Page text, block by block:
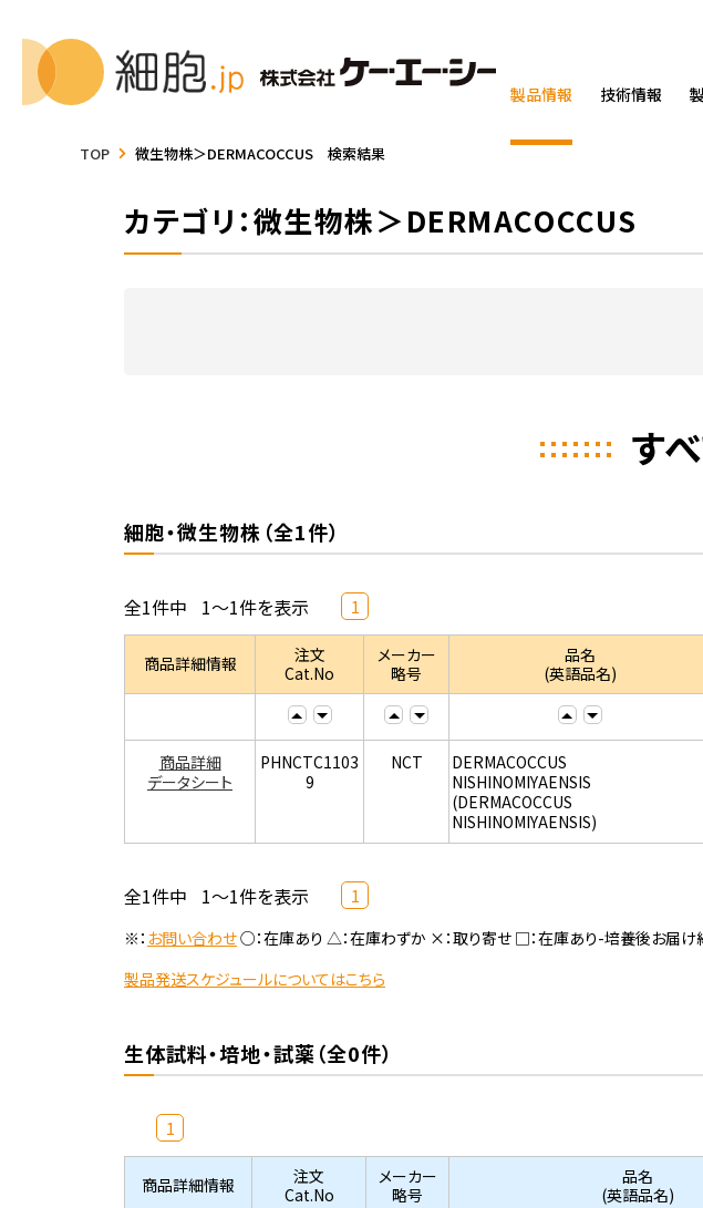
製品情報 技術情報
TOP 微生物株＞DERMACOCCUS 検索結果
カテゴリ：微生物株＞DERMACOCCUS
す
細胞・微生物株（全1件）
全1件中 1～1件を表示 1
商品詳細情報
注文
Cat.No
メーカー
略号
品名
(英語品名)
商品詳細
データシート
PHNCTC1103
9
NCT
DERMACOCCUS
NISHINOMIYAENSIS
(DERMACOCCUS
NISHINOMIYAENSIS)
全1件中 1～1件を表示 1
※： お問い合わせ○：在庫あり △：在庫わずか ×：取り寄せ □：在庫あり-培養後お届け
製品発送スケジュールについてはこちら
生体試料・培地・試薬（全0件）
1
商品詳細情報
注文
Cat.No
メーカー
略号
品名
(英語品名)